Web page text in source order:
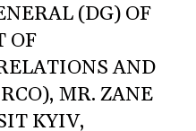
(DG) OF
OF
AND
MR. ZANE
KYIV,